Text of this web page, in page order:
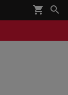
shopping_cart 
